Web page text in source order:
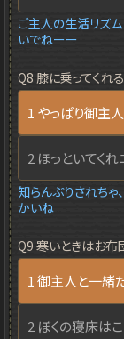
ご主人の生活リズ
いでねーー
Q8 膝に乗ってくれ
1 やっぱり御主
2 ほっといてくれ
知らんぷりされちゃ
かいね
Q9 寒いときはお布
1 御主人と一緒
2 ぼくの寝床は